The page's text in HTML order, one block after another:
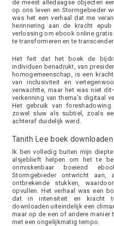
de meest alledaagse objecten
op ons leven en Stormgebieder
was het een verhaal dat me
herinnering aan de kracht
verlossing om ebook online
te transformeren en te
Het feit dat het boek de
individuen benadrukt, van
homogemeenschap, is een
van inclusiviteit en
verwachtte, maar het was niet
verkenning van thema’s digitaal
Het gebruik van
zowel sluw als subtiel, zoals
achteraf duidelijk werd.
Tanith Lee boek downloaden
Ik ben volledig buiten mijn
alsjeblieft helpen om het te
onmiskenbaar boeiend
Stormgebieder ontwricht
ontbrekende stukken,
opvullen. Het verhaal was een
dat in intensiteit en kracht
downloaden uiteindelijk een
maar op de een of andere manier
met een ongelijkmatig tempo.